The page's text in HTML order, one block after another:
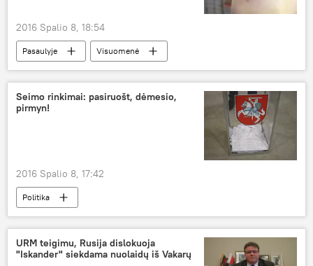
2016 Spalio 8, 18:54
Pasaulyje Visuomenė
Seimo rinkimai: pasiruošt, dėmesio,
pirmyn!
2016 Spalio 8, 17:42
Politika
Permainų kupinas ruduo: Seimo rinkimai — 2016
URM teigimu, Rusija dislokuoja
"Iskander" siekdama nuolaidų iš Vakarų